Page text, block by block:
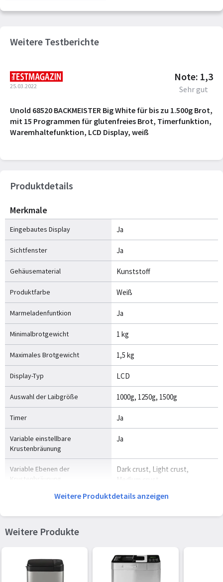
Weitere Testberichte
25.03.2022
Note: 1,3
Sehr gut
Unold 68520 BACKMEISTER Big White für bis zu 1.500g Brot,
mit 15 Programmen für glutenfreies Brot, Timerfunktion,
Waremhaltefunktion, LCD Display, weiß
Produktdetails
Merkmale
Eingebautes Display Ja
Sichtfenster Ja
Gehäusematerial Kunststoff
Produktfarbe Weiß
Marmeladenfuntkion Ja
Minimalbrotgewicht 1 kg
Maximales Brotgewicht 1,5 kg
Display-Typ LCD
Auswahl der Laibgröße 1000g, 1250g, 1500g
Timer Ja
Variable einstellbare
Krustenbräunung
Ja
Variable Ebenen der
Krustenbräunung
Dark crust, Light crust,
Medium crust
Anzahl der glutenfreien
1
Kabelfarbe
Anzahl der automatischen
15
Weitere Produktdetails anzeigen
Weitere Produkte